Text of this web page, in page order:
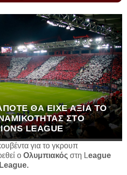
ΘΑ ΕΊΧΕ ΑΞΊΑ ΤΟ
ΣΤΟ
LEAGUE
για το γκρουπ
ο Ολυμπιακός στη League